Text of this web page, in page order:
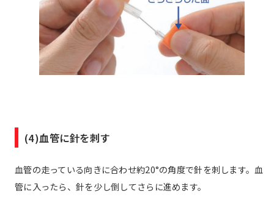
(4)血管に針を刺す
血管の走っている向きに合わせ約20°の角度で針を刺します。血
管に入ったら、針を少し倒してさらに進めます。